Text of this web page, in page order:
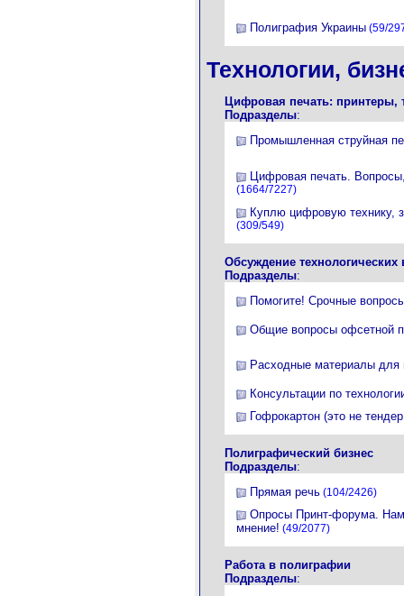
Полиграфия Украины (59/
Технологии,
Цифровая печать: принтеры,
Подразделы:
Промышленная струйная
Цифровая печать.
(1664/7227)
Куплю цифровую технику,
(309/549)
Обсуждение технологических
Подразделы:
Помогите! Срочные
Общие вопросы офсетной
Расходные материалы для
Консультации по
Гофрокартон (это не
Полиграфический бизнес
Подразделы:
Прямая речь (104/2426)
Опросы Принт-форума.
мнение! (49/2077)
Работа в полиграфии
Подразделы: